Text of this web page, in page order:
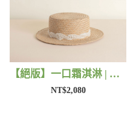
【絕版】一口霜淇淋 | 藺子X好煩小姐
NT$2,080